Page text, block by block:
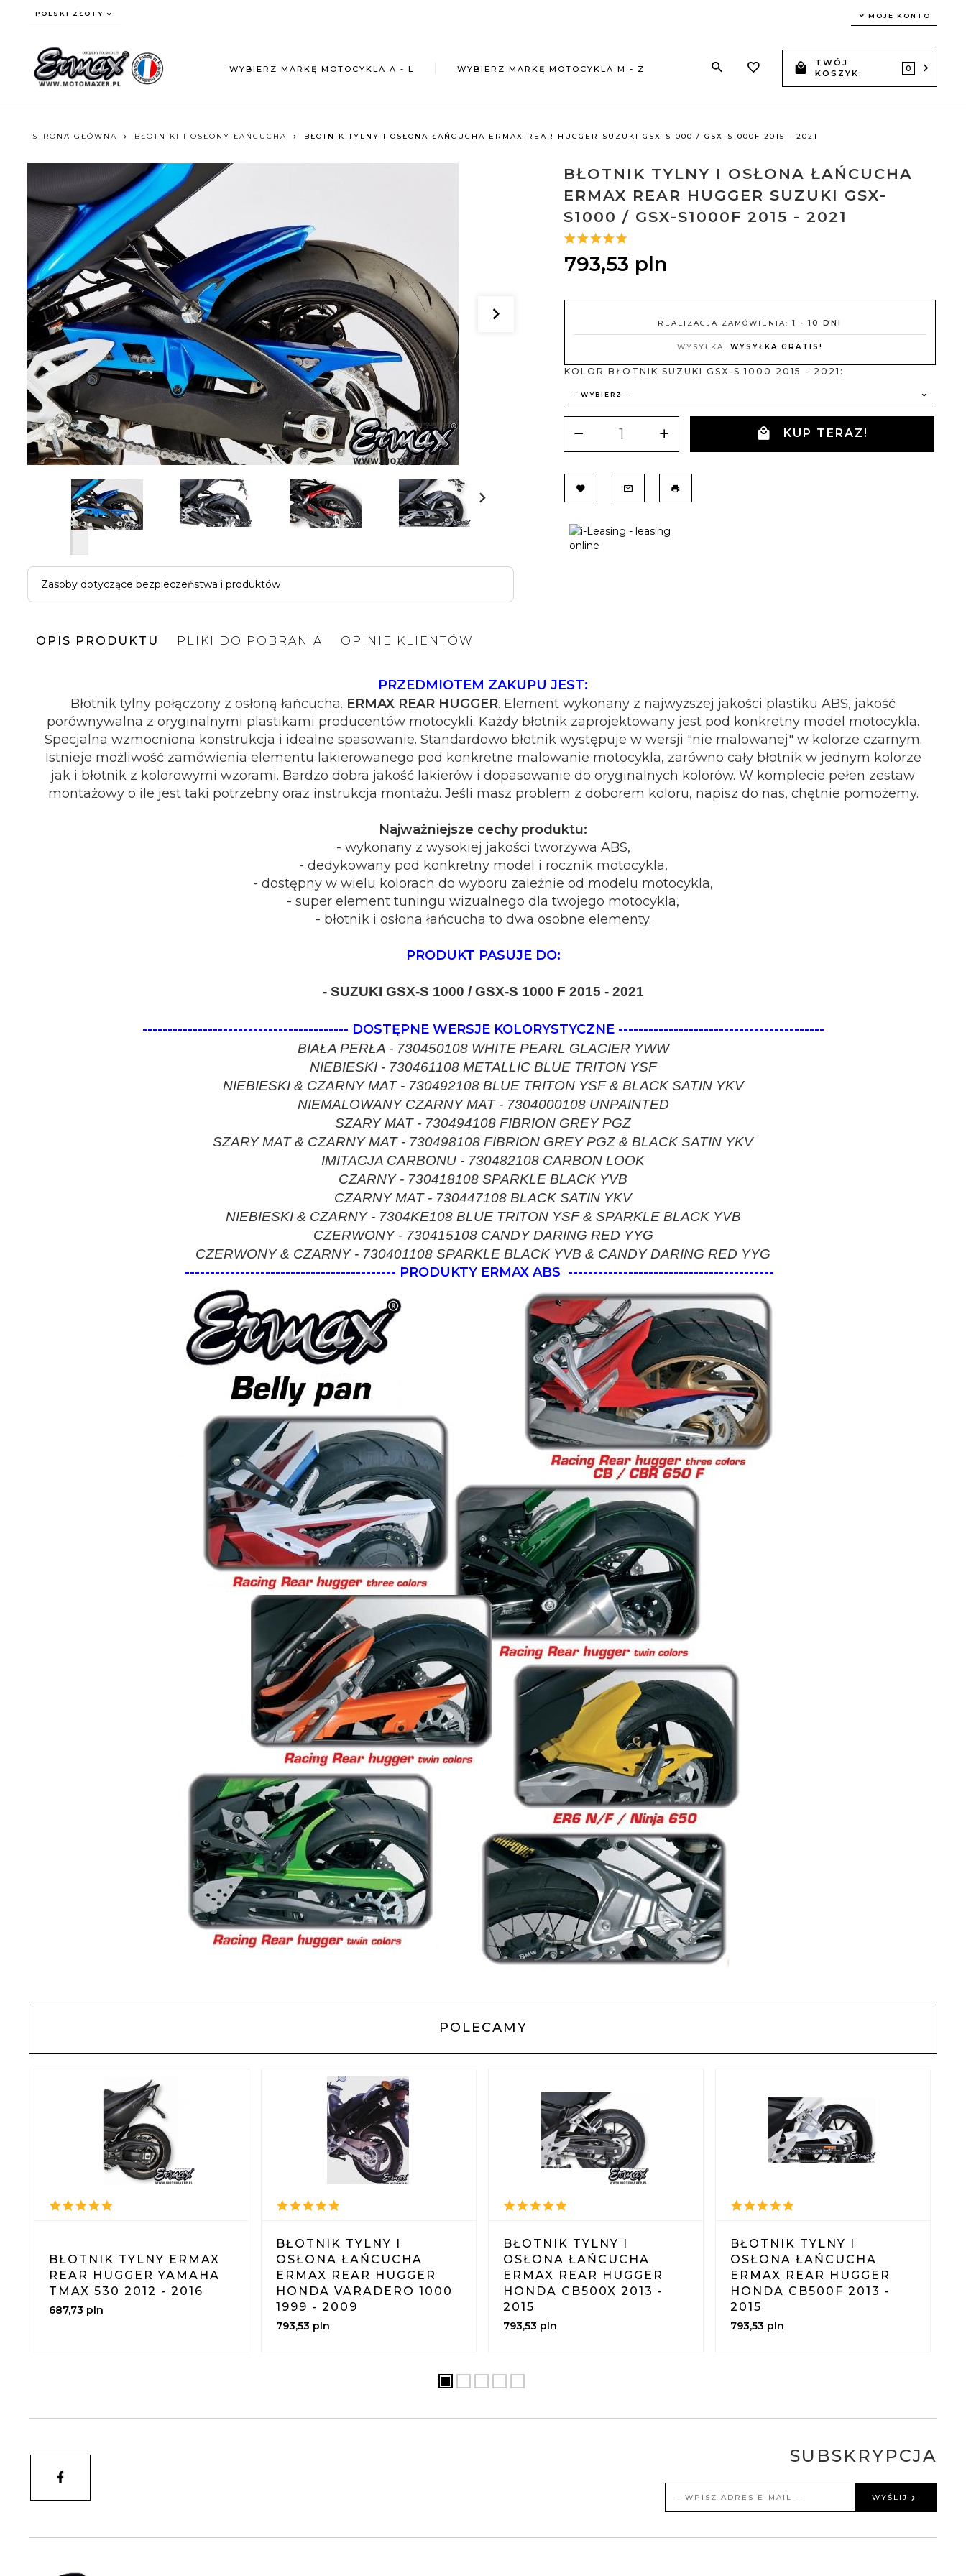
currency_h
POLSKI ZŁOTY MOJE KONTO
WYBIERZ MARKĘ MOTOCYKLA A - L WYBIERZ MARKĘ MOTOCYKLA M - Z
TWÓJ
KOSZYK:
0
STRONA GŁÓWNA BŁOTNIKI I OSŁONY ŁAŃCUCHA BŁOTNIK TYLNY I OSŁONA ŁAŃCUCHA ERMAX REAR HUGGER SUZUKI GSX-S1000 / GSX-S1000F 2015 - 2021
Zasoby dotyczące bezpieczeństwa i produktów
BŁOTNIK TYLNY I OSŁONA ŁAŃCUCHA
ERMAX REAR HUGGER SUZUKI GSX-
S1000 / GSX-S1000F 2015 - 2021
793,53 pln
REALIZACJA ZAMÓWIENIA:1 - 10 DNI
WYSYŁKA: WYSYŁKA GRATIS!
KOLOR BŁOTNIK SUZUKI GSX-S 1000 2015 - 2021:
-- WYBIERZ --
KUP TERAZ!
OPIS PRODUKTU PLIKI DO POBRANIA OPINIE KLIENTÓW
PRZEDMIOTEM ZAKUPU JEST:
Błotnik tylny połączony z osłoną łańcucha. ERMAX REAR HUGGER. Element wykonany z najwyższej jakości plastiku ABS, jakość
porównywalna z oryginalnymi plastikami producentów motocykli. Każdy błotnik zaprojektowany jest pod konkretny model motocykla.
Specjalna wzmocniona konstrukcja i idealne spasowanie. Standardowo błotnik występuje w wersji "nie malowanej" w kolorze czarnym.
Istnieje możliwość zamówienia elementu lakierowanego pod konkretne malowanie motocykla, zarówno cały błotnik w jednym kolorze
jak i błotnik z kolorowymi wzorami. Bardzo dobra jakość lakierów i dopasowanie do oryginalnych kolorów. W komplecie pełen zestaw
montażowy o ile jest taki potrzebny oraz instrukcja montażu. Jeśli masz problem z doborem koloru, napisz do nas, chętnie pomożemy.
Najważniejsze cechy produktu:
- wykonany z wysokiej jakości tworzywa ABS,
- dedykowany pod konkretny model i rocznik motocykla,
- dostępny w wielu kolorach do wyboru zależnie od modelu motocykla,
- super element tuningu wizualnego dla twojego motocykla,
- błotnik i osłona łańcucha to dwa osobne elementy.
PRODUKT PASUJE DO:
- SUZUKI GSX-S 1000 / GSX-S 1000 F 2015 - 2021
----------------------------------------- DOSTĘPNE WERSJE KOLORYSTYCZNE -----------------------------------------
BIAŁA PERŁA - 730450108 WHITE PEARL GLACIER YWW
NIEBIESKI - 730461108 METALLIC BLUE TRITON YSF
NIEBIESKI & CZARNY MAT - 730492108 BLUE TRITON YSF & BLACK SATIN YKV
NIEMALOWANY CZARNY MAT - 7304000108 UNPAINTED
SZARY MAT - 730494108 FIBRION GREY PGZ
SZARY MAT & CZARNY MAT - 730498108 FIBRION GREY PGZ & BLACK SATIN YKV
IMITACJA CARBONU - 730482108 CARBON LOOK
CZARNY - 730418108 SPARKLE BLACK YVB
CZARNY MAT - 730447108 BLACK SATIN YKV
NIEBIESKI & CZARNY - 7304KE108 BLUE TRITON YSF & SPARKLE BLACK YVB
CZERWONY - 730415108 CANDY DARING RED YYG
CZERWONY & CZARNY - 730401108 SPARKLE BLACK YVB & CANDY DARING RED YYG
------------------------------------------ PRODUKTY ERMAX ABS -----------------------------------------
1634037345-instrukcja-montazu-ermax-rear-hugger-suzuki-gsx-s-1000-2015-2021
POLECAMY
BŁOTNIK TYLNY ERMAX
REAR HUGGER YAMAHA
TMAX 530 2012 - 2016
687,73 pln
BŁOTNIK TYLNY I
OSŁONA ŁAŃCUCHA
ERMAX REAR HUGGER
HONDA VARADERO 1000
1999 - 2009
793,53 pln
BŁOTNIK TYLNY I
OSŁONA ŁAŃCUCHA
ERMAX REAR HUGGER
HONDA CB500X 2013 -
2015
793,53 pln
BŁOTNIK TYLNY I
OSŁONA ŁAŃCUCHA
ERMAX REAR HUGGER
HONDA CB500F 2013 -
2015
793,53 pln
SUBSKRYPCJA
WYŚLIJ